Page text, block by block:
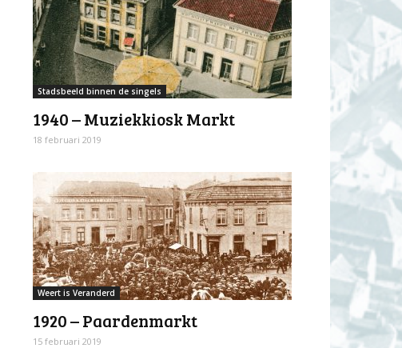
Stadsbeeld binnen de singels
1940 – Muziekkiosk Markt
18 februari 2019
Weert is Veranderd
1920 – Paardenmarkt
15 februari 2019